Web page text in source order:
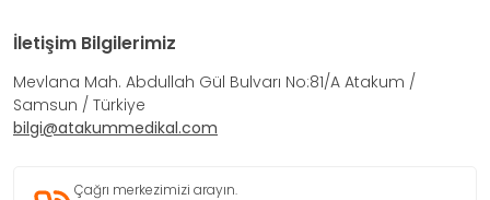
İletişim Bilgilerimiz
Mevlana Mah. Abdullah Gül Bulvarı No:81/A Atakum /
Samsun / Türkiye
bilgi@atakummedikal.com
Çağrı merkezimizi arayın.